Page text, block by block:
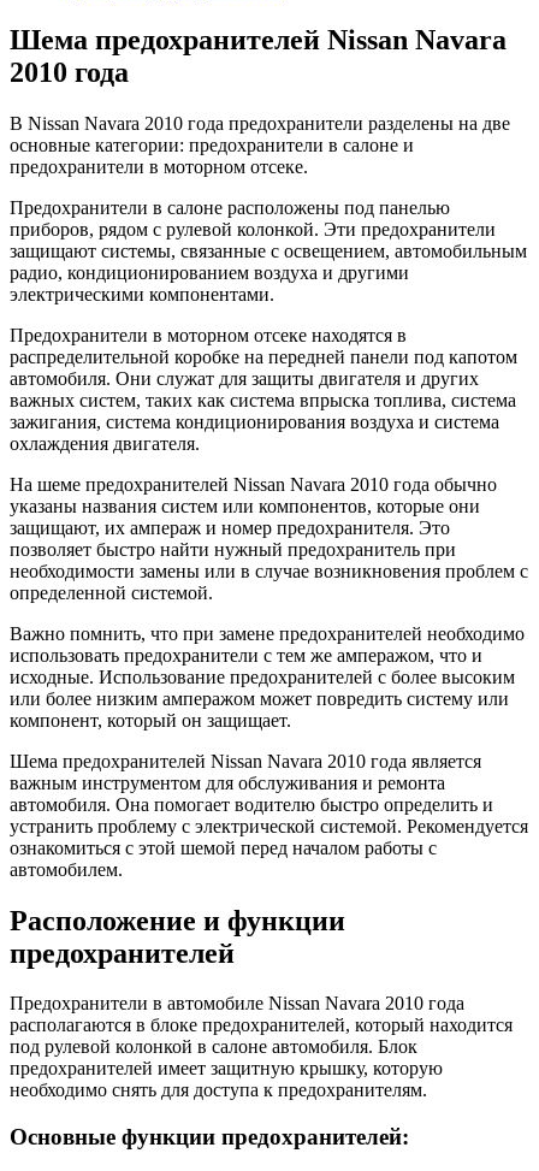
Шема предохранителей Nissan Navara
2010 года
В Nissan Navara 2010 года предохранители разделены на две
основные категории: предохранители в салоне и
предохранители в моторном отсеке.
Предохранители в салоне расположены под панелью
приборов, рядом с рулевой колонкой. Эти предохранители
защищают системы, связанные с освещением, автомобильным
радио, кондиционированием воздуха и другими
электрическими компонентами.
Предохранители в моторном отсеке находятся в
распределительной коробке на передней панели под капотом
автомобиля. Они служат для защиты двигателя и других
важных систем, таких как система впрыска топлива, система
зажигания, система кондиционирования воздуха и система
охлаждения двигателя.
На шеме предохранителей Nissan Navara 2010 года обычно
указаны названия систем или компонентов, которые они
защищают, их ампераж и номер предохранителя. Это
позволяет быстро найти нужный предохранитель при
необходимости замены или в случае возникновения проблем с
определенной системой.
Важно помнить, что при замене предохранителей необходимо
использовать предохранители с тем же амперажом, что и
исходные. Использование предохранителей с более высоким
или более низким амперажом может повредить систему или
компонент, который он защищает.
Шема предохранителей Nissan Navara 2010 года является
важным инструментом для обслуживания и ремонта
автомобиля. Она помогает водителю быстро определить и
устранить проблему с электрической системой. Рекомендуется
ознакомиться с этой шемой перед началом работы с
автомобилем.
Расположение и функции
предохранителей
Предохранители в автомобиле Nissan Navara 2010 года
располагаются в блоке предохранителей, который находится
под рулевой колонкой в салоне автомобиля. Блок
предохранителей имеет защитную крышку, которую
необходимо снять для доступа к предохранителям.
Основные функции предохранителей: